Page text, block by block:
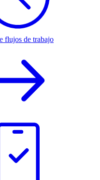
flujos de trabajo